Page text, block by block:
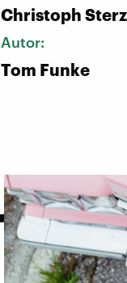
Christoph Sterz
Autor:
Tom Funke